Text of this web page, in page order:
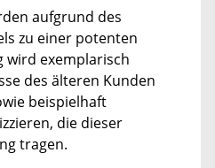
aufgrund des
zu einer potenten
wird exemplarisch
des älteren Kunden
beispielhaft
die dieser
tragen.